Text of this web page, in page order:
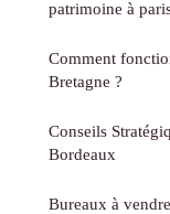
patrimoine à
Comment
Bretagne ?
Conseils
Bordeaux
Bureaux à